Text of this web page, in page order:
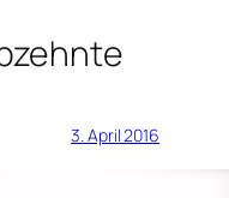
3. April 2016